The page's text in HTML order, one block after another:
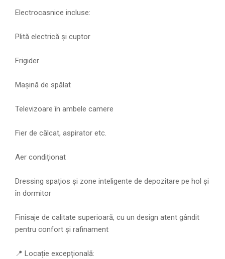
Electrocasnice incluse:
Plită electrică și cuptor
Frigider
Mașină de spălat
Televizoare în ambele camere
Fier de călcat, aspirator etc.
Aer condiționat
Dressing spațios și zone inteligente de depozitare pe hol și
în dormitor
Finisaje de calitate superioară, cu un design atent gândit
pentru confort și rafinament
📍 Locație excepțională: